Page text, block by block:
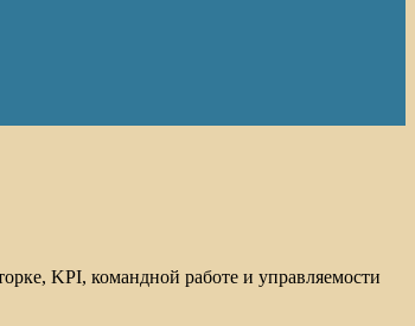
KPI, командной работе и управляемости